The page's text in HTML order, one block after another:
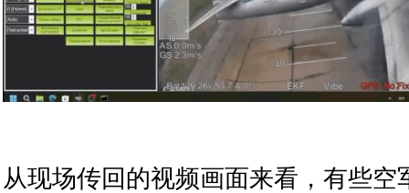
从现场传回的视频画面来看，有些空